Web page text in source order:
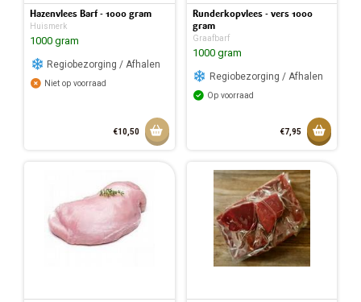
Hazenvlees Barf - 1000 gram
Huismerk
1000 gram
Regiobezorging / Afhalen
Niet op voorraad
€10,50 Aan winkelmandje toevoegen
Runderkopvlees - vers 1000
gram
Graafbarf
1000 gram
Regiobezorging / Afhalen
Op voorraad
€7,95